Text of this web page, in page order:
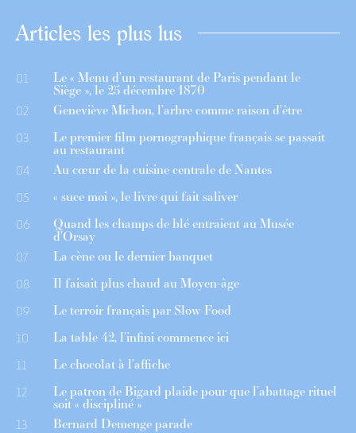
Articles les plus lus
01 Le « Menu d’un restaurant de Paris pendant le
Siège », le 25 décembre 1870
02 Geneviève Michon, l’arbre comme raison d’être
03 Le premier film pornographique français se passait
au restaurant
04 Au cœur de la cuisine centrale de Nantes
05 « suce moi », le livre qui fait saliver
06 Quand les champs de blé entraient au Musée
d’Orsay
07 La cène ou le dernier banquet
08 Il faisait plus chaud au Moyen-âge
09 Le terroir français par Slow Food
10 La table 42, l’infini commence ici
11 Le chocolat à l’affiche
12 Le patron de Bigard plaide pour que l’abattage rituel
soit « discipliné »
13 Bernard Demenge parade